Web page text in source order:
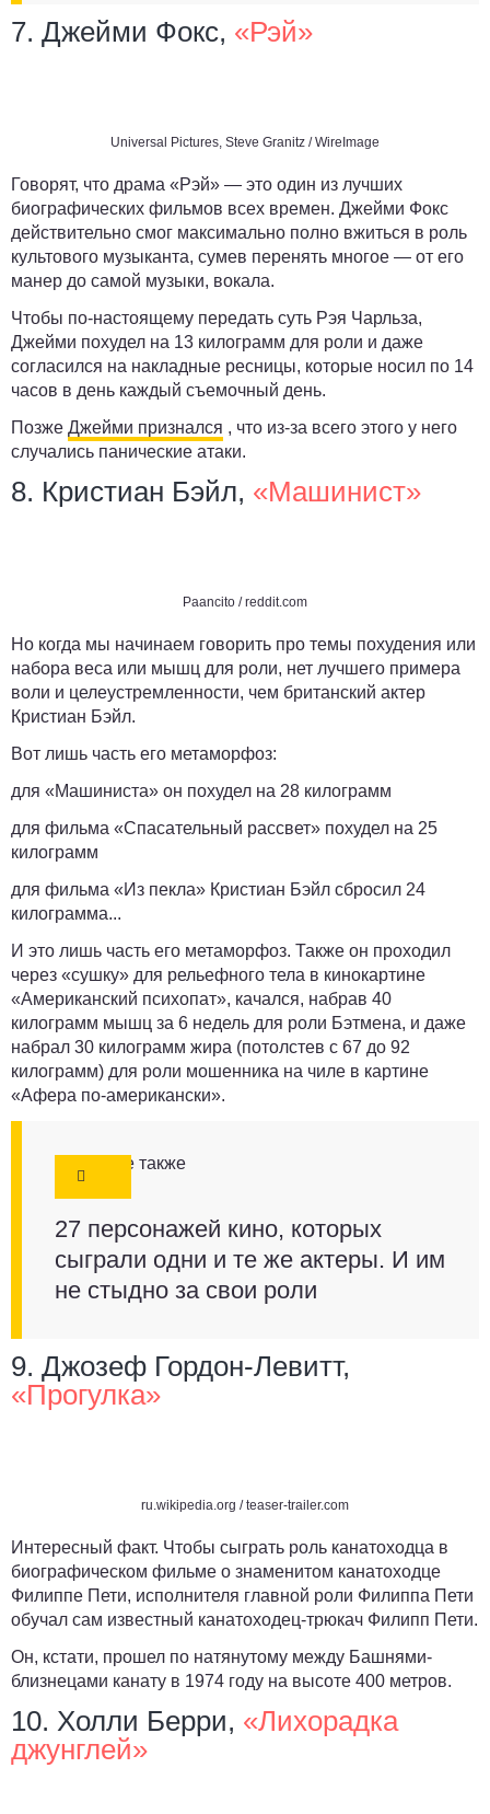
7. Джейми Фокс, «Рэй»
Universal Pictures, Steve Granitz / WireImage
Говорят, что драма «Рэй» — это один из лучших
биографических фильмов всех времен. Джейми Фокс
действительно смог максимально полно вжиться в роль
культового музыканта, сумев перенять многое — от его
манер до самой музыки, вокала.
Чтобы по-настоящему передать суть Рэя Чарльза,
Джейми похудел на 13 килограмм для роли и даже
согласился на накладные ресницы, которые носил по 14
часов в день каждый съемочный день.
Позже Джейми признался , что из-за всего этого у него
случались панические атаки.
8. Кристиан Бэйл, «Машинист»
Paancito / reddit.com
Но когда мы начинаем говорить про темы похудения или
набора веса или мышц для роли, нет лучшего примера
воли и целеустремленности, чем британский актер
Кристиан Бэйл.
Вот лишь часть его метаморфоз:
для «Машиниста» он похудел на 28 килограмм
для фильма «Спасательный рассвет» похудел на 25
килограмм
для фильма «Из пекла» Кристиан Бэйл сбросил 24
килограмма...
И это лишь часть его метаморфоз. Также он проходил
через «сушку» для рельефного тела в кинокартине
«Американский психопат», качался, набрав 40
килограмм мышц за 6 недель для роли Бэтмена, и даже
набрал 30 килограмм жира (потолстев с 67 до 92
килограмм) для роли мошенника на чиле в картине
«Афера по-американски».
Смотрите также
27 персонажей кино, которых
сыграли одни и те же актеры. И им
не стыдно за свои роли
9. Джозеф Гордон-Левитт,
«Прогулка»
ru.wikipedia.org / teaser-trailer.com
Интересный факт. Чтобы сыграть роль канатоходца в
биографическом фильме о знаменитом канатоходце
Филиппе Пети, исполнителя главной роли Филиппа Пети
обучал сам известный канатоходец-трюкач Филипп Пети.
Он, кстати, прошел по натянутому между Башнями-
близнецами канату в 1974 году на высоте 400 метров.
10. Холли Берри, «Лихорадка
джунглей»